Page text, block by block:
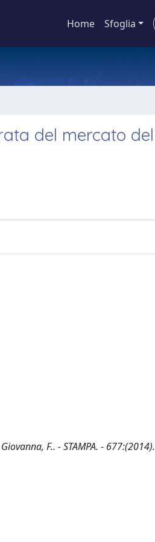
Home Sfoglia
del mercato del
F.. - STAMPA. - 677:(2014).